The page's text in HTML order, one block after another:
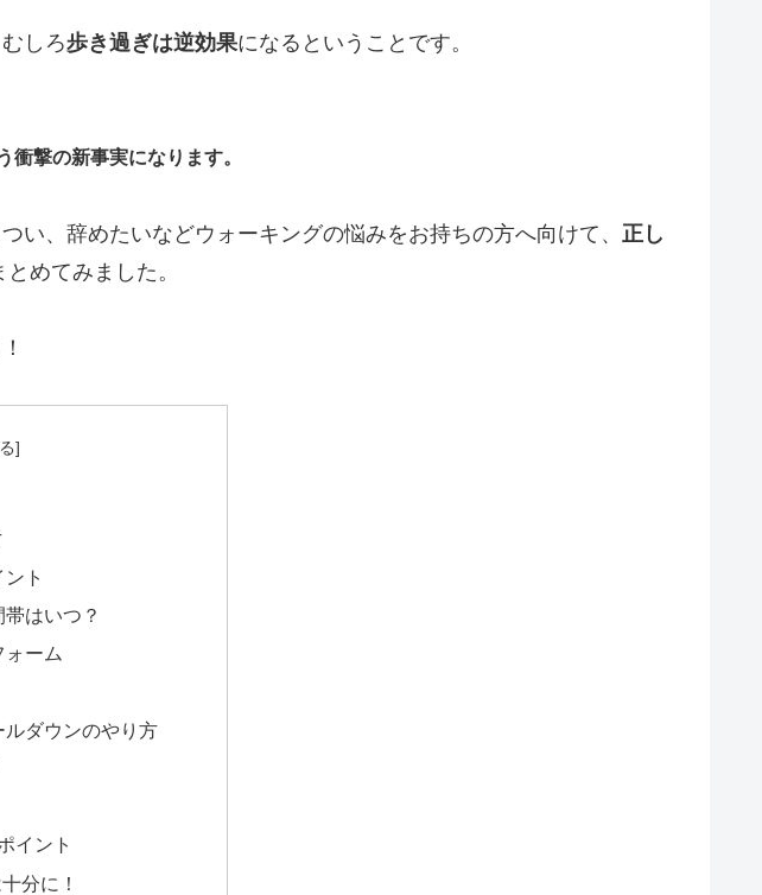
しろ歩き過ぎは逆効果になるということです。
撃の新事実になります。
、辞めたいなどウォーキングの悩みをお持ちの方へ向けて、 正し
めてみました。
ト
はいつ？
ーム
ルダウンのやり方
イント
分に！